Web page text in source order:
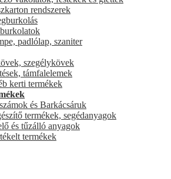
rendszerek
padlólap, szaniter
szegélykövek
támfalelemek
kerti termékek
és Barkácsáruk
termékek, segédanyagok
és tűzálló anyagok
termékek